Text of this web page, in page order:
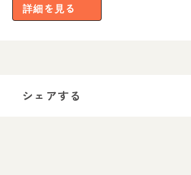
詳細を見る
シェアする